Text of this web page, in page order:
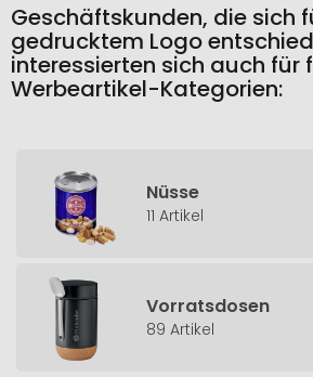
Geschäftskunden, die sich
gedrucktem Logo
interessierten sich auch für
Werbeartikel-Kategorien:
Nüsse
11 Artikel
Vorratsdosen
89 Artikel